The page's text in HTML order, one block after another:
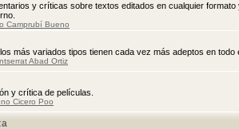
y críticas sobre textos editados en cualquier
Camprubí Bueno
más variados tipos tienen cada vez más adeptos en todo
Abad Ortiz
y crítica de películas.
Cicero Poo